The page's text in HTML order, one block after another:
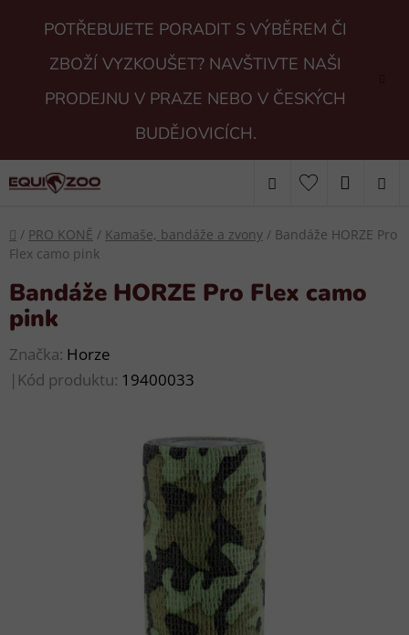
POTŘEBUJETE PORADIT S VÝBĚREM ČI
ZBOŽÍ VYZKOUŠET? NAVŠTIVTE NAŠI
PRODEJNU V PRAZE NEBO V ČESKÝCH
BUDĚJOVICÍCH.
Hledat
KOŠÍK
Domů
/ PRO KONĚ / Kamaše, bandáže a zvony / Bandáže HORZE Pro
Flex camo pink
Bandáže HORZE Pro Flex camo
pink
Značka: Horze
| Kód produktu: 19400033